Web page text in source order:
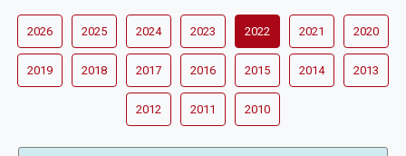
2026 2025 2024 2023 2022 2021 2020
2019 2018 2017 2016 2015 2014 2013
2012 2011 2010